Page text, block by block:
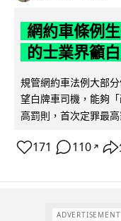
網約車條例
的士業界籲
規管網約車法例大部
望白牌車司機，能夠
高罰則，首次定罪最
171 110 ↗
ADVERTISEMENT